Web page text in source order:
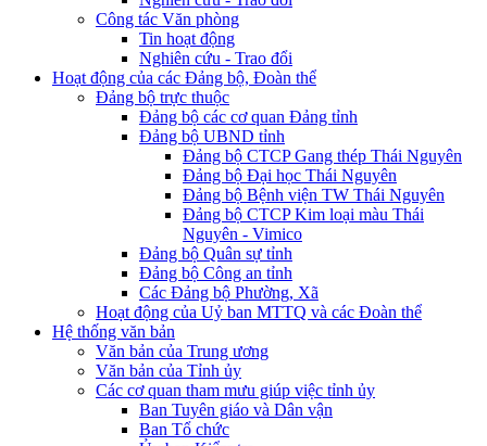
Công tác Văn phòng
Tin hoạt động
Nghiên cứu - Trao đổi
Hoạt động của các Đảng bộ, Đoàn thể
Đảng bộ trực thuộc
Đảng bộ các cơ quan Đảng tỉnh
Đảng bộ UBND tỉnh
Đảng bộ CTCP Gang thép Thái Nguyên
Đảng bộ Đại học Thái Nguyên
Đảng bộ Bệnh viện TW Thái Nguyên
Đảng bộ CTCP Kim loại màu Thái
Nguyên - Vimico
Đảng bộ Quân sự tỉnh
Đảng bộ Công an tỉnh
Các Đảng bộ Phường, Xã
Hoạt động của Uỷ ban MTTQ và các Đoàn thể
Hệ thống văn bản
Văn bản của Trung ương
Văn bản của Tỉnh ủy
Các cơ quan tham mưu giúp việc tỉnh ủy
Ban Tuyên giáo và Dân vận
Ban Tổ chức